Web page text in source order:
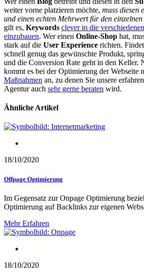
weiter vorne platzieren möchte, muss diesen
und einen echten Mehrwert für den
gilt es, Keywords clever in die
einzubauen. Wer einen Online-Shop hat,
stark auf die User Experience richten.
schnell genug das gewünschte Produkt,
und die Conversion Rate geht in den Keller.
kommt es bei der Optimierung der Webseite
Maßnahmen an, zu denen Sie unsere
Agentur auch sehr gerne beraten wird.
Ähnliche Artikel
18/10/2020
Offpage Optimierung
Im Gegensatz zur Onpage Optimierung
Optimierung auf Backlinks zur eigenen
Mehr Erfahren
18/10/2020